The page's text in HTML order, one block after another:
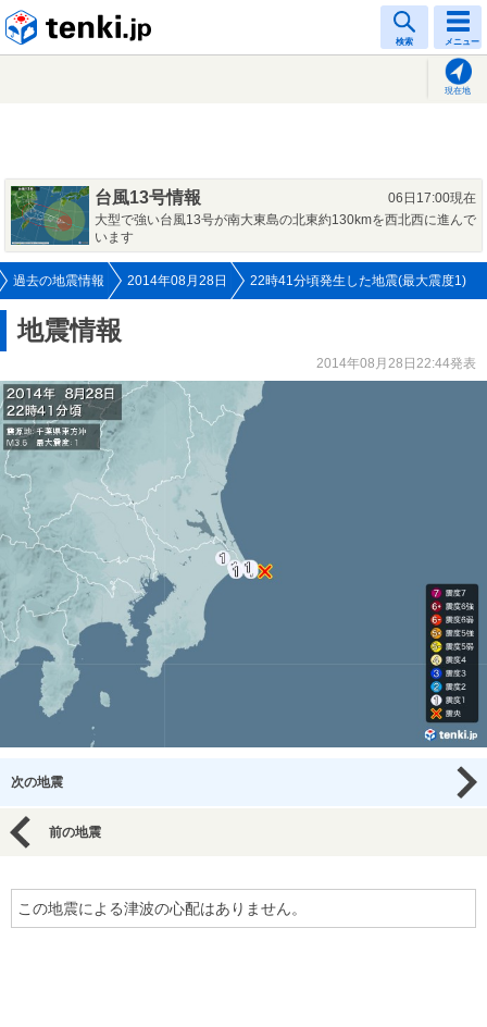
検索 メニュー
現在地
台風13号情報
06日17:00現在
大型で強い台風13号が南大東島の北東約130kmを西北西に進んで
います
過去の地震情報 2014年08月28日 22時41分頃発生した地震(最大震度1)
地震情報
2014年08月28日22:44発表
次の地震
前の地震
この地震による津波の心配はありません。